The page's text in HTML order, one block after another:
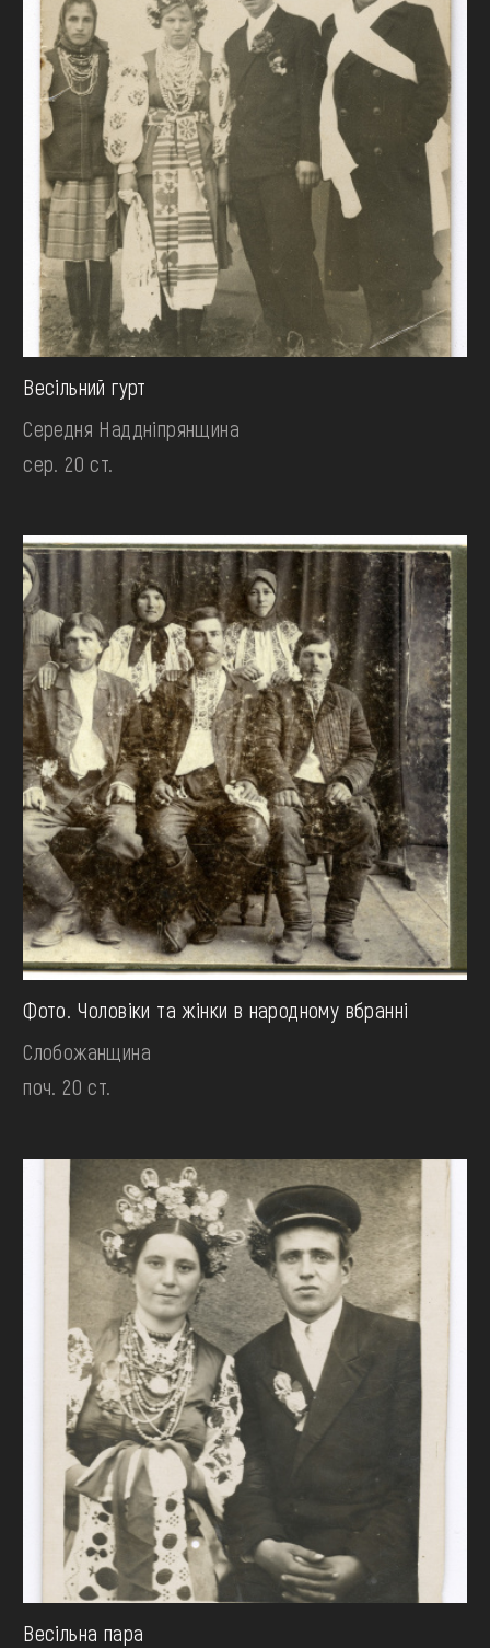
Весільний гурт
Середня Наддніпрянщина
сер. 20 ст.
Фото. Чоловіки та жінки в народному вбранні
Слобожанщина
поч. 20 ст.
Весільна пара